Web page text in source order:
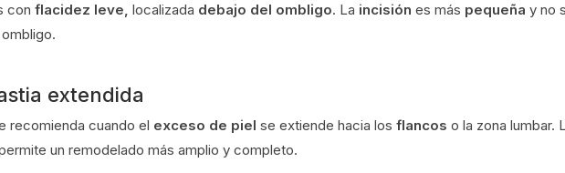
con flacidez leve, localizada debajo del ombligo. La incisión es más pequeña y no
extendida
recomienda cuando el exceso de piel se extiende hacia los flancos o la zona lumbar.
un remodelado más amplio y completo.